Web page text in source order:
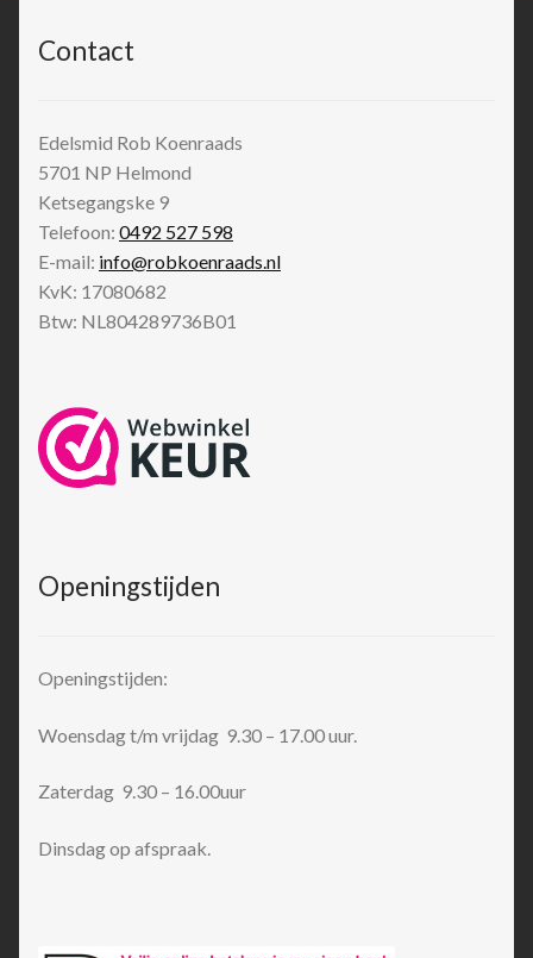
Contact
Edelsmid Rob Koenraads
5701 NP Helmond
Ketsegangske 9
Telefoon: 0492 527 598
E-mail: info@robkoenraads.nl
KvK: 17080682
Btw: NL804289736B01
Openingstijden
Openingstijden:
Woensdag t/m vrijdag 9.30 – 17.00 uur.
Zaterdag 9.30 – 16.00uur
Dinsdag op afspraak.